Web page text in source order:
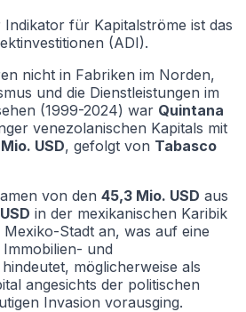
für Kapitalströme ist das
(ADI).
nicht in Fabriken im Norden,
und die Dienstleistungen im
(1999-2024) war Quintana
venezolanischen Kapitals mit
USD, gefolgt von Tabasco
von den 45,3 Mio. USD aus
in der mexikanischen Karibik
Mexiko-Stadt an, was auf eine
und
möglicherweise als
angesichts der politischen
Invasion vorausging.